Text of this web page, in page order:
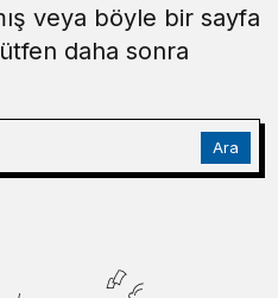
veya böyle bir sayfa
daha sonra